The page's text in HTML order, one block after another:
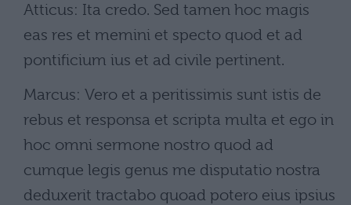
Atticus: Ita credo. Sed tamen hoc magis
eas res et memini et specto quod et ad
pontificium ius et ad civile pertinent.
Marcus: Vero et a peritissimis sunt istis de
rebus et responsa et scripta multa et ego in
hoc omni sermone nostro quod ad
cumque legis genus me disputatio nostra
deduxerit tractabo quoad potero eius ipsius